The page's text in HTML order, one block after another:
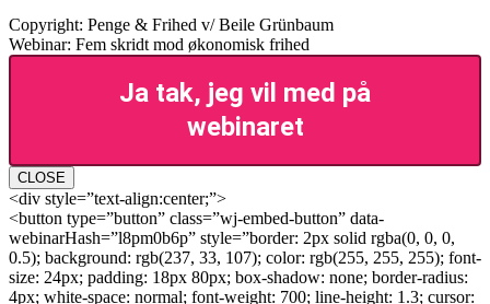
Copyright: Penge & Frihed v/ Beile Grünbaum
Webinar: Fem skridt mod økonomisk frihed
Ja tak, jeg vil med på
webinaret
CLOSE
<div style=”text-align:center;”>
<button type=”button” class=”wj-embed-button” data-
webinarHash=”l8pm0b6p” style=”border: 2px solid rgba(0, 0, 0,
0.5); background: rgb(237, 33, 107); color: rgb(255, 255, 255); font-
size: 24px; padding: 18px 80px; box-shadow: none; border-radius:
4px; white-space: normal; font-weight: 700; line-height: 1.3; cursor: